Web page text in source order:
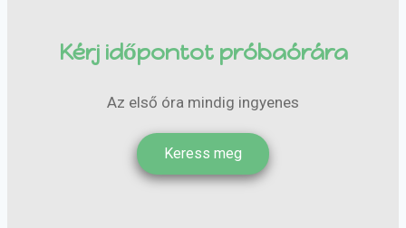
Kérj időpontot próbaórára
Az első óra mindig ingyenes
Keress meg